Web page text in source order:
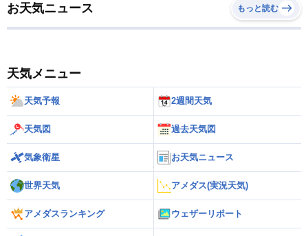
お天気ニュース もっと読む
天気メニュー
天気予報 2週間天気
天気図 過去天気図
気象衛星 お天気ニュース
世界天気 アメダス(実況天気)
アメダスランキング ウェザーリポート